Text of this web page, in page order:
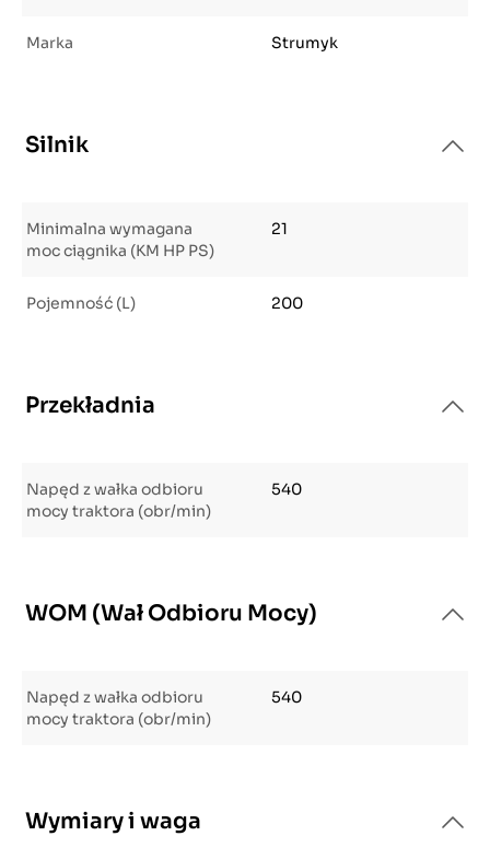
Marka Strumyk
Silnik
Minimalna wymagana
moc ciągnika (KM HP PS)
21
Pojemność (L) 200
Przekładnia
Napęd z wałka odbioru
mocy traktora (obr/min)
540
WOM (Wał Odbioru Mocy)
Napęd z wałka odbioru
mocy traktora (obr/min)
540
Wymiary i waga